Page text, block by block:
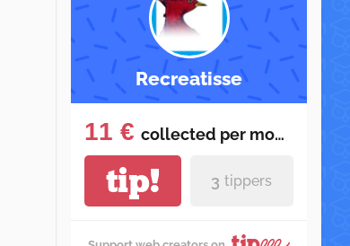
Recreatisse
11 € collected per month
tip! 3 tippers